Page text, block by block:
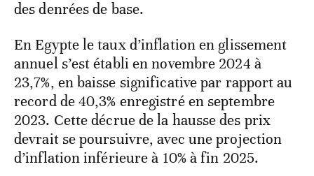
des denrées de base.
En Egypte le taux d’inflation en glissement
annuel s’est établi en novembre 2024 à
23,7%, en baisse significative par rapport au
record de 40,3% enregistré en septembre
2023. Cette décrue de la hausse des prix
devrait se poursuivre, avec une projection
d’inflation inférieure à 10% à fin 2025.